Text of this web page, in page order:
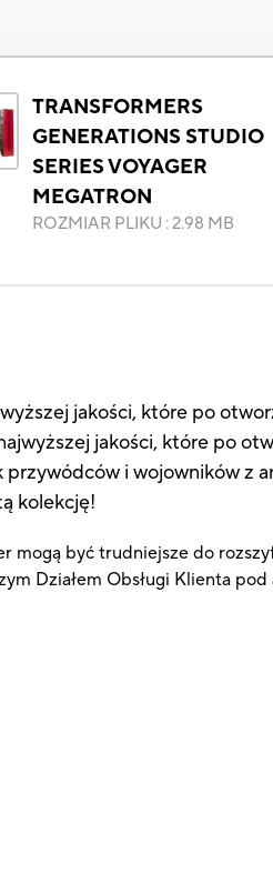
TRANSFORMERS
GENERATIONS STUDIO
SERIES VOYAGER
MEGATRON
ROZMIAR PLIKU :2.98 MB
jakości, które po
jakości, które po
i wojowników z
kolekcję!
mogą być trudniejsze do
Działem Obsługi Klienta pod